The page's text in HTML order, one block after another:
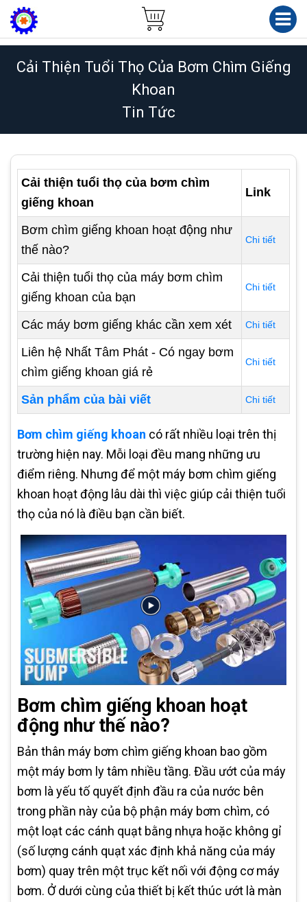
Cải Thiện Tuổi Thọ Của Bơm Chìm Giếng
Khoan
Tin Tức
Cải thiện tuổi thọ của bơm chìm
giếng khoan
Link
Bơm chìm giếng khoan hoạt động như
thế nào?
Chi tiết
Cải thiện tuổi thọ của máy bơm chìm
giếng khoan của bạn
Chi tiết
Các máy bơm giếng khác cần xem xét Chi tiết
Liên hệ Nhất Tâm Phát - Có ngay bơm
chìm giếng khoan giá rẻ
Chi tiết
Sản phẩm của bài viết Chi tiết
Bơm chìm giếng khoan có rất nhiều loại trên thị
trường hiện nay. Mỗi loại đều mang những ưu
điểm riêng. Nhưng để một máy bơm chìm giếng
khoan hoạt động lâu dài thì việc giúp cải thiện tuổi
thọ của nó là điều bạn cần biết.
Bơm chìm giếng khoan hoạt
động như thế nào?
Bản thân máy bơm chìm giếng khoan bao gồm
một máy bơm ly tâm nhiều tầng. Đầu ướt của máy
bơm là yếu tố quyết định đầu ra của nước bên
trong phần này của bộ phận máy bơm chìm, có
một loạt các cánh quạt bằng nhựa hoặc không gỉ
(số lượng cánh quạt xác định khả năng của máy
bơm) quay trên một trục kết nối với động cơ máy
bơm. Ở dưới cùng của thiết bị kết thúc ướt là màn